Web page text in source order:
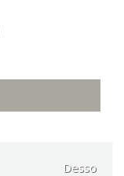
Desso